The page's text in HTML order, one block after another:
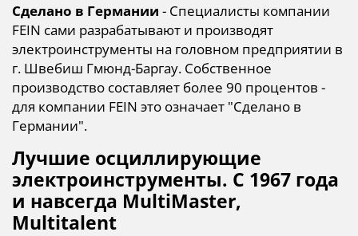
Сделано в Германии - Специалисты компании
FEIN сами разрабатывают и производят
электроинструменты на головном предприятии в
г. Швебиш Гмюнд-Баргау. Собственное
производство составляет более 90 процентов -
для компании FEIN это означает "Сделано в
Германии".
Лучшие осциллирующие
электроинструменты. С 1967 года
и навсегда MultiMaster,
Multitalent